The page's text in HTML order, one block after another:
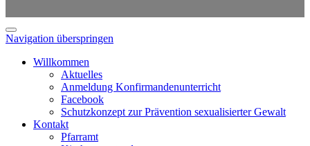
Navigation überspringen
Willkommen
Aktuelles
Anmeldung Konfirmandenunterricht
Facebook
Schutzkonzept zur Prävention sexualisierter Gewalt
Kontakt
Pfarramt